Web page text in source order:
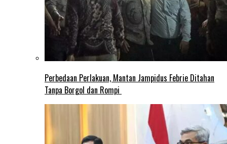
Perbedaan Perlakuan, Mantan Jampidus Febrie Ditahan
Tanpa Borgol dan Rompi